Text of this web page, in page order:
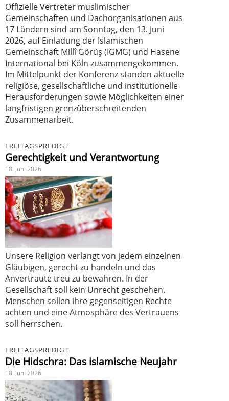
Offizielle Vertreter muslimischer
Gemeinschaften und Dachorganisationen aus
17 Ländern sind am Sonntag, den 13. Juni
2026, auf Einladung der Islamischen
Gemeinschaft Millî Görüş (IGMG) und Hasene
International bei Köln zusammengekommen.
Im Mittelpunkt der Konferenz standen aktuelle
religiöse, gesellschaftliche und institutionelle
Herausforderungen sowie Möglichkeiten einer
langfristigen grenzüberschreitenden
Zusammenarbeit.
FREITAGSPREDIGT
Gerechtigkeit und Verantwortung
18. Juni 2026
Unsere Religion verlangt von jedem einzelnen
Gläubigen, gerecht zu handeln und das
Anvertraute treu zu bewahren. In der
Gesellschaft soll kein Unrecht geschehen.
Menschen sollen ihre gegenseitigen Rechte
achten und eine Atmosphäre des Vertrauens
soll herrschen.
FREITAGSPREDIGT
Die Hidschra: Das islamische Neujahr
10. Juni 2026